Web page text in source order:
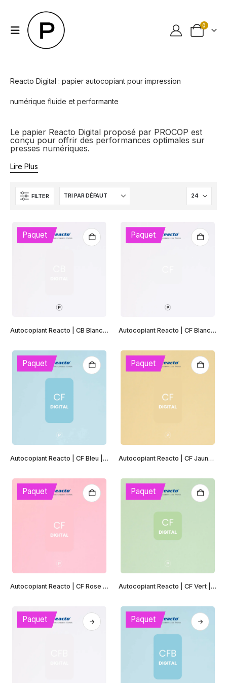
0
Reacto Digital : papier autocopiant pour impression
numérique fluide et performante
Le papier Reacto Digital proposé par PROCOP est
conçu pour offrir des performances optimales sur
presses numériques.
Lire Plus
FILTER
Paquet
Autocopiant Reacto | CB Blanc | Digital
Paquet
Autocopiant Reacto | CF Blanc | Digital
Paquet
Autocopiant Reacto | CF Bleu | Digital
Paquet
Autocopiant Reacto | CF Jaune | Digital
Paquet
Autocopiant Reacto | CF Rose | Digital
Paquet
Autocopiant Reacto | CF Vert | Digital
Paquet Paquet